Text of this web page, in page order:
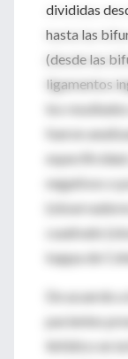
divididas
hasta las
(desde las
ligamentos
los
fueron
negativos o
cuadrado
kappa de
De acuerdo
pacientes
linfático en